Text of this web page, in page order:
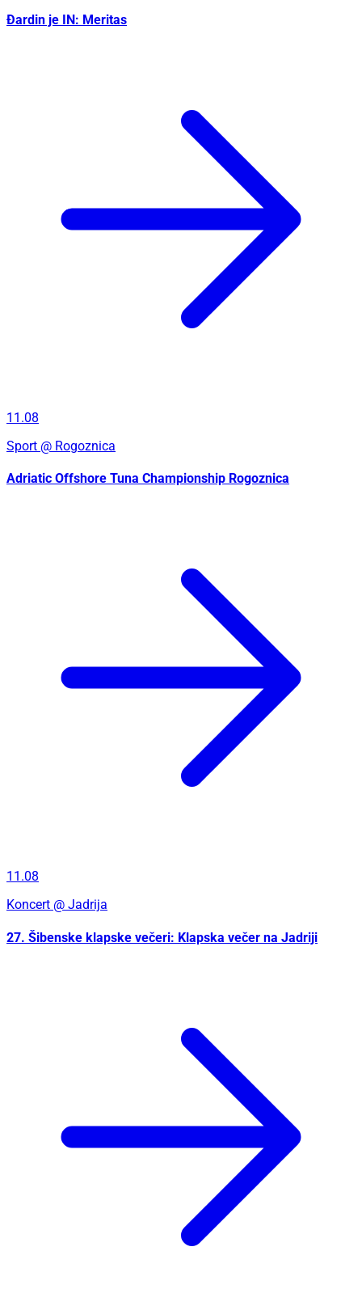
Đardin je IN: Meritas
11.08
Sport @ Rogoznica
Adriatic Offshore Tuna Championship Rogoznica
11.08
Koncert @ Jadrija
27. Šibenske klapske večeri: Klapska večer na Jadriji